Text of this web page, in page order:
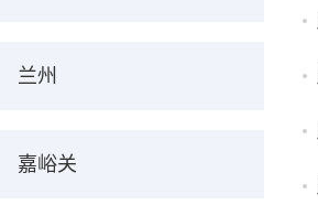
兰州
嘉峪关